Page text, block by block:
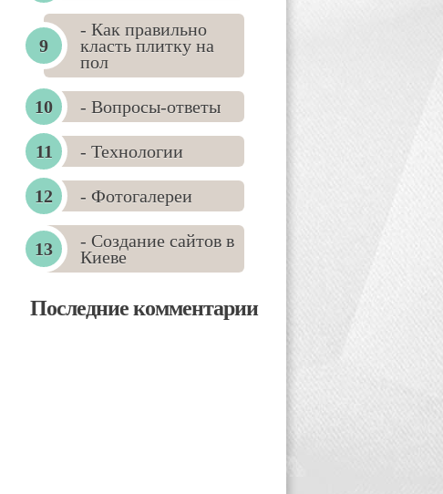
- Как правильно
класть плитку на
пол
- Вопросы-ответы
- Технологии
- Фотогалереи
- Создание сайтов в
Киеве
Последние комментарии